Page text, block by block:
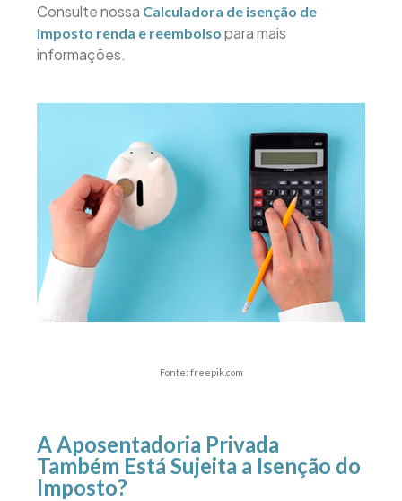
Consulte nossa Calculadora de isenção de
imposto renda e reembolso para mais
informações.
Fonte: freepik.com
A Aposentadoria Privada
Também Está Sujeita a Isenção do
Imposto?